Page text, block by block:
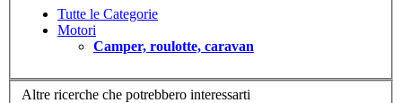
Tutte le Categorie
Motori
Camper, roulotte, caravan
Altre ricerche che potrebbero interessarti